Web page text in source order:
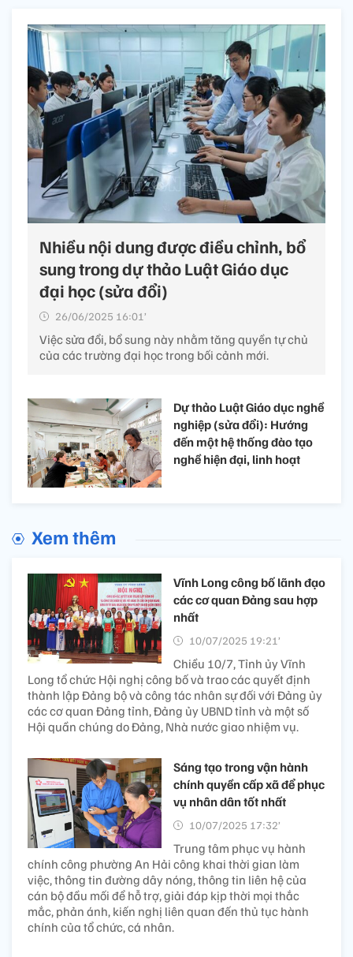
Nhiều nội dung được điều chỉnh, bổ
sung trong dự thảo Luật Giáo dục
đại học (sửa đổi)
26/06/2025 16:01’
Việc sửa đổi, bổ sung này nhằm tăng quyền tự chủ
của các trường đại học trong bối cảnh mới.
Dự thảo Luật Giáo dục nghề
nghiệp (sửa đổi): Hướng
đến một hệ thống đào tạo
nghề hiện đại, linh hoạt
Xem thêm
Vĩnh Long công bố lãnh đạo
các cơ quan Đảng sau hợp
nhất
10/07/2025 19:21’
Chiều 10/7, Tỉnh ủy Vĩnh
Long tổ chức Hội nghị công bố và trao các quyết định
thành lập Đảng bộ và công tác nhân sự đối với Đảng ủy
các cơ quan Đảng tỉnh, Đảng ủy UBND tỉnh và một số
Hội quần chúng do Đảng, Nhà nước giao nhiệm vụ.
Sáng tạo trong vận hành
chính quyền cấp xã để phục
vụ nhân dân tốt nhất
10/07/2025 17:32’
Trung tâm phục vụ hành
chính công phường An Hải công khai thời gian làm
việc, thông tin đường dây nóng, thông tin liên hệ của
cán bộ đầu mối để hỗ trợ, giải đáp kịp thời mọi thắc
mắc, phản ánh, kiến nghị liên quan đến thủ tục hành
chính của tổ chức, cá nhân.